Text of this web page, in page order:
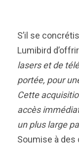
S’il se
Lumibird
lasers et de
portée, pour
Cette
accès
un plus large
Soumise à